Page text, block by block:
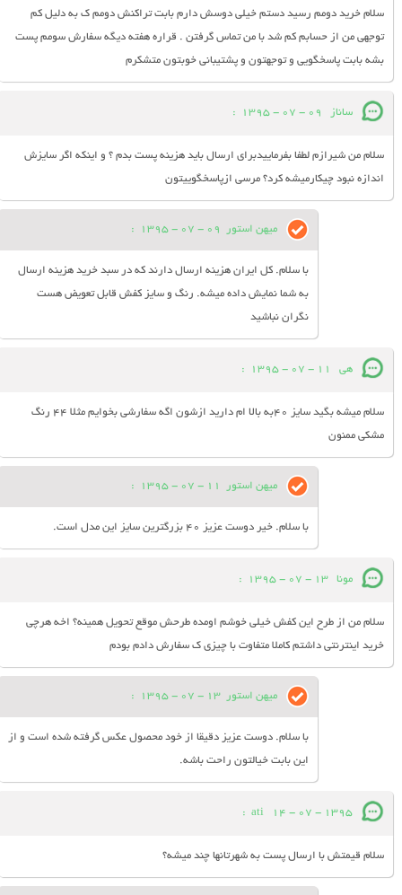
سلام خرید دومم رسید دستم خیلی دوسش دارم بابت تراکنش دومم ک به دلیل کم
توجهی من از حسابم کم شد با من تماس گرفتن . قراره هفته دیگه سفارش سومم پست
بشه بابت پاسخگویی و توجهتون و پشتیبانی خوبتون متشکرم
ساناز 09 - 07 - 1395
:
سلام من شیرازم لطفا بفرماییدبرای ارسال باید هزینه پست بدم ؟ و اینکه اگر سایزش
اندازه نبود چیکارمیشه کرد؟ مرسی ازپاسخگوییتون
میهن استور 09 - 07 - 1395
:
با سلام. کل ایران هزینه ارسال دارند که در سبد خرید هزینه ارسال
به شما نمایش داده میشه. رنگ و سایز کفش قابل تعویض هست
نگران نباشید
هی 11 - 07 - 1395
:
سلام میشه بگید سایز 40به بالا ام دارید ازشون اگه سفارشی بخوایم مثلا 44 رنگ
مشکی ممنون
میهن استور 11 - 07 - 1395
:
با سلام. خیر دوست عزیز 40 بزرگترین سایز این مدل است.
مونا 13 - 07 - 1395
:
سلام من از طرح این کفش خیلی خوشم اومده طرحش موقع تحویل همینه؟ اخه هرچی
خرید اینترنتی داشتم کاملا متفاوت با چیزی ک سفارش دادم بودم
میهن استور 13 - 07 - 1395
:
با سلام. دوست عزیز دقیقا از خود محصول عکس گرفته شده است و از
این بابت خیالتون راحت باشه.
ati 14 - 07 - 1395
:
سلام قیمتش با ارسال پست به شهرتانها چند میشه؟